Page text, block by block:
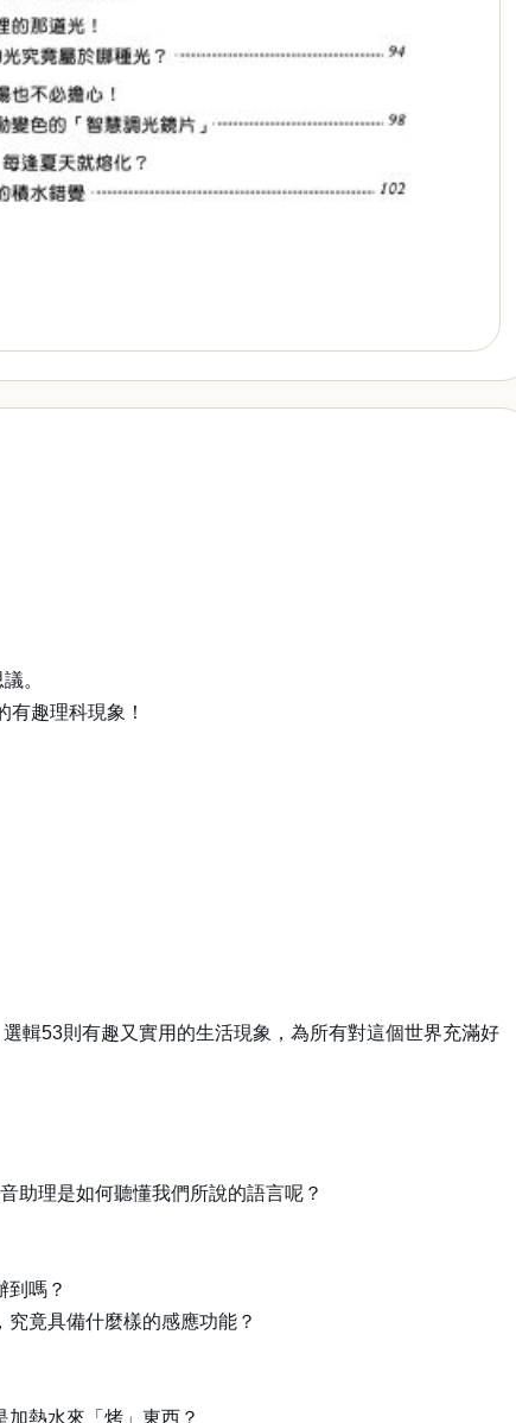
。
趣理科現象！
輯53則有趣又實用的生活現象，為所有對這個世界充滿好
助理是如何聽懂我們所說的語言呢？
到嗎？
竟具備什麼樣的感應功能？
熱水來「烤」東西？